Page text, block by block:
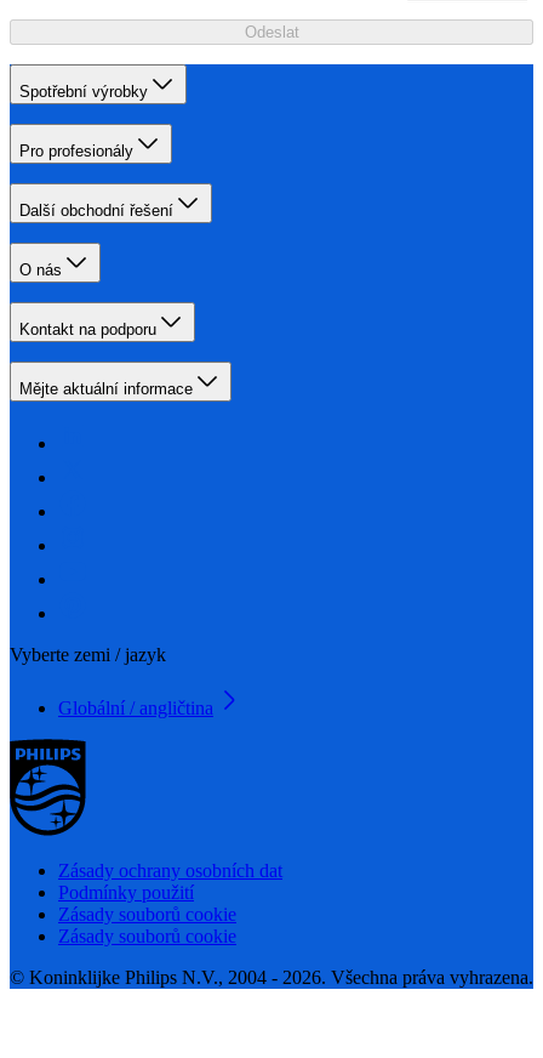
Odeslat
Spotřební výrobky
Pro profesionály
Další obchodní řešení
O nás
Kontakt na podporu
Mějte aktuální informace
Vyberte zemi / jazyk
Globální / angličtina
Zásady ochrany osobních dat
Podmínky použití
Zásady souborů cookie
Zásady souborů cookie
© Koninklijke Philips N.V., 2004 - 2026. Všechna práva vyhrazena.